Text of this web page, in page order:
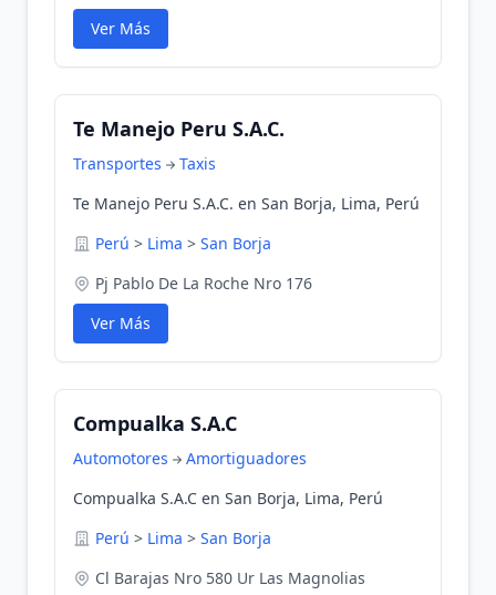
Ver Más
Te Manejo Peru S.A.C.
Transportes
Taxis
Te Manejo Peru S.A.C. en San Borja, Lima, Perú
Perú > Lima > San Borja
Pj Pablo De La Roche Nro 176
Ver Más
Compualka S.A.C
Automotores
Amortiguadores
Compualka S.A.C en San Borja, Lima, Perú
Perú > Lima > San Borja
Cl Barajas Nro 580 Ur Las Magnolias